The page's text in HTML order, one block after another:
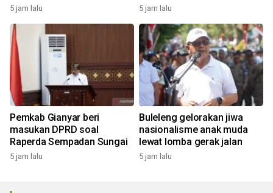
5 jam lalu 5 jam lalu
Pemkab Gianyar beri
masukan DPRD soal
Raperda Sempadan Sungai
5 jam lalu
Buleleng gelorakan jiwa
nasionalisme anak muda
lewat lomba gerak jalan
5 jam lalu